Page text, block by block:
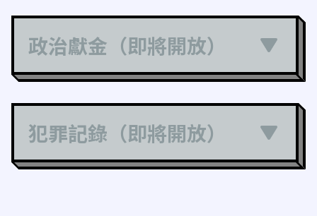
政治獻金（即將開放）
犯罪記錄（即將開放）